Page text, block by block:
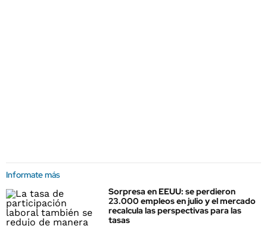
Informate más
Sorpresa en EEUU: se perdieron
23.000 empleos en julio y el mercado
recalcula las perspectivas para las
tasas